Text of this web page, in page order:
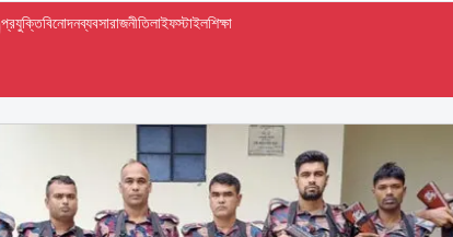
প্রযুক্তিবিনোদনব্যবসারাজনীতিলাইফস্টাইলশিক্ষা